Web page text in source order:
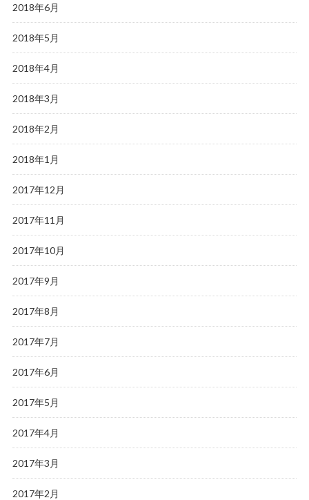
2018年6月
2018年5月
2018年4月
2018年3月
2018年2月
2018年1月
2017年12月
2017年11月
2017年10月
2017年9月
2017年8月
2017年7月
2017年6月
2017年5月
2017年4月
2017年3月
2017年2月